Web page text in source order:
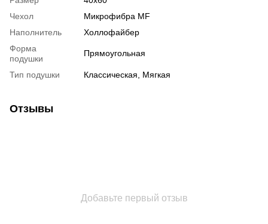
Чехол
Микрофибра MF
Наполнитель
Холлофайбер
Форма
подушки
Прямоугольная
Тип подушки Классическая, Мягкая
Отзывы
Добавьте первый отзыв